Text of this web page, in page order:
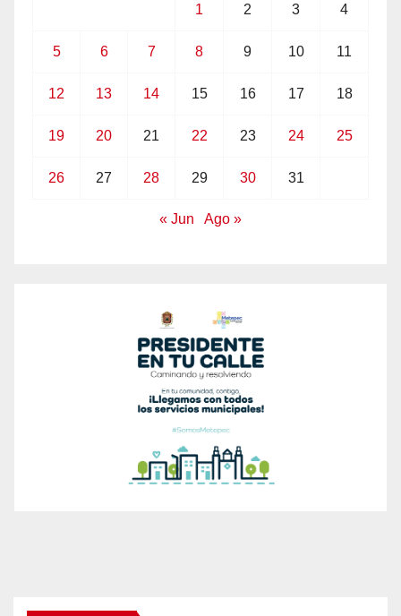
1 2 3 4
5 6 7 8 9 10 11
12 13 14 15 16 17 18
19 20 21 22 23 24 25
26 27 28 29 30 31
« Jun Ago »